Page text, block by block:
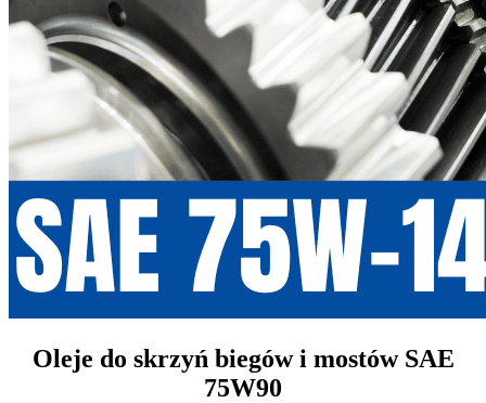
Oleje do skrzyń biegów i mostów SAE
75W90